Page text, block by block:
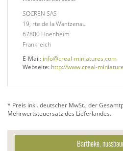
SOCREN SAS
19, rte de la Wantzenau
67800 Hoenheim
Frankreich
E-Mail: info@creal-miniatures.com
Webseite: http://www.creal-
* Preis inkl. deutscher MwSt.; der
Mehrwertsteuersatz des Lieferlandes.
Bartheke,